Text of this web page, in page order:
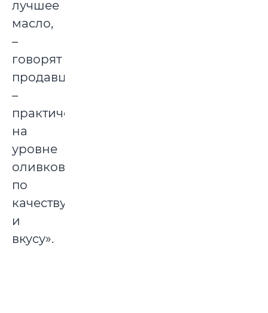
лучшее
масло,
–
говорят
продавцы,
–
практически
на
уровне
оливкового
по
качеству
и
вкусу».